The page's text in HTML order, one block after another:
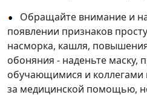
Обращайте внимание и
появлении признаков
насморка, кашля,
обоняния - наденьте маску,
обучающимися и коллегами
за медицинской помощью,